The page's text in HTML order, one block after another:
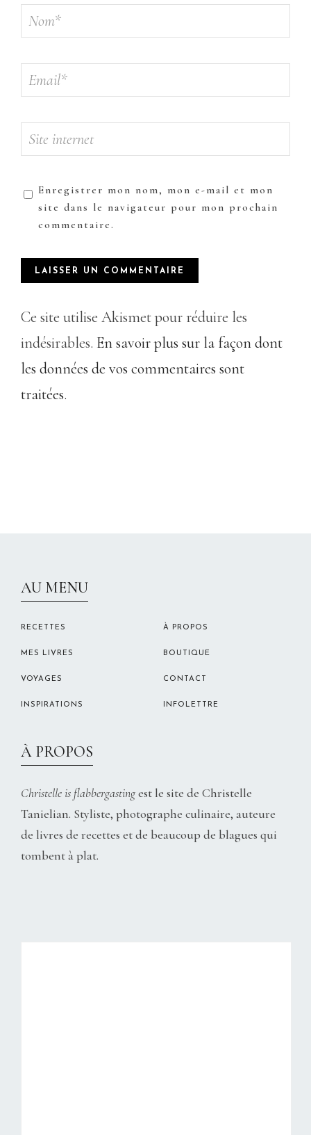
Enregistrer mon nom, mon e-mail et mon
site dans le navigateur pour mon prochain
commentaire.
Ce site utilise Akismet pour réduire les
indésirables. En savoir plus sur la façon dont
les données de vos commentaires sont
traitées.
AU MENU
RECETTES
MES LIVRES
VOYAGES
INSPIRATIONS
À PROPOS
BOUTIQUE
CONTACT
INFOLETTRE
À PROPOS
Christelle is flabbergastingest le site de Christelle
Tanielian. Styliste, photographe culinaire, auteure
de livres de recettes et de beaucoup de blagues qui
tombent à plat.